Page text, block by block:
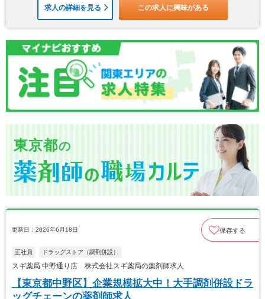
求人の詳細を見る この求人に興味がある
東京都の
更新日：2026年6月18日 保存する
正社員 ドラッグストア（調剤併設）
スギ薬局 中野通り店 株式会社スギ薬局の薬剤師求人
【東京都中野区】企業規模拡大中！大手調剤併設ドラ
ッグチェーンの薬剤師求人